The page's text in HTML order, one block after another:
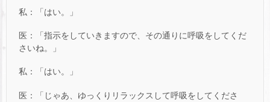
私：「はい。」
医：「指示をしていきますので、その通りに呼吸をしてくだ
さいね。」
私：「はい。」
医：「じゃあ、ゆっくりリラックスして呼吸をしてくださ